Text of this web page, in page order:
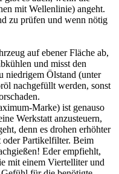
mit Wellenlinie) angeht.
zu prüfen und wenn nötig
auf ebener Fläche ab,
und misst den
niedrigem Ölstand (unter
nachgefüllt werden, sonst
Marke) ist genauso
Werkstatt anzusteuern,
denn es drohen erhöhter
oder Partikelfilter. Beim
Eder empfiehlt,
mit einem Viertelliter und